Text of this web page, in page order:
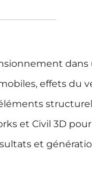
effets du
et Civil 3D
et